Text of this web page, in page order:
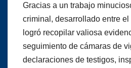
Gracias a un trabajo
criminal, desarrollado entre
logró recopilar valiosa
seguimiento de cámaras de
declaraciones de testigos,